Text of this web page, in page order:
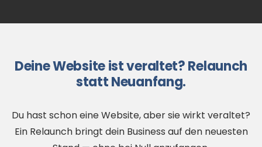
Deine Website ist veraltet? Relaunch
statt Neuanfang.
Du hast schon eine Website, aber sie wirkt veraltet?
Ein Relaunch bringt dein Business auf den neuesten